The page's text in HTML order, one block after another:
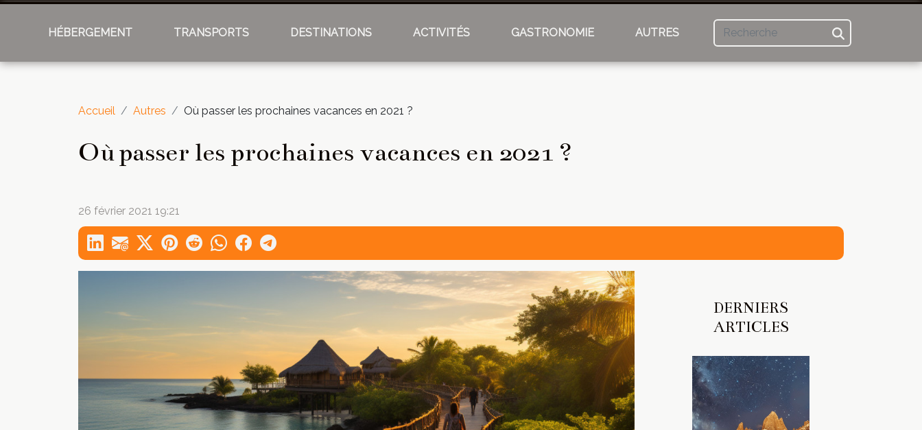
HÉBERGEMENT TRANSPORTS DESTINATIONS ACTIVITÉS GASTRONOMIE AUTRES
Accueil Autres Où passer les prochaines vacances en 2021 ?
Où passer les prochaines vacances en 2021 ?
26 février 2021 19:21
DERNIERS
ARTICLES